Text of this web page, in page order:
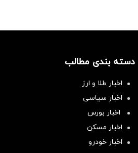
دسته بندی مطالب
اخبار طلا و ارز
اخبار سیاسی
اخبار بورس
اخبار مسکن
اخبار خودرو